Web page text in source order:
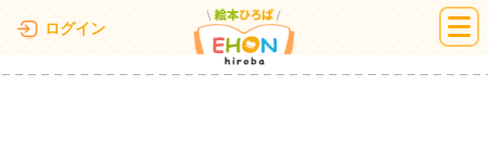
ログイン 絵本ひろば